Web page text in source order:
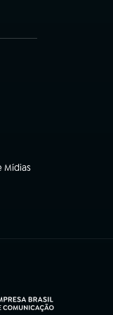
Mídias